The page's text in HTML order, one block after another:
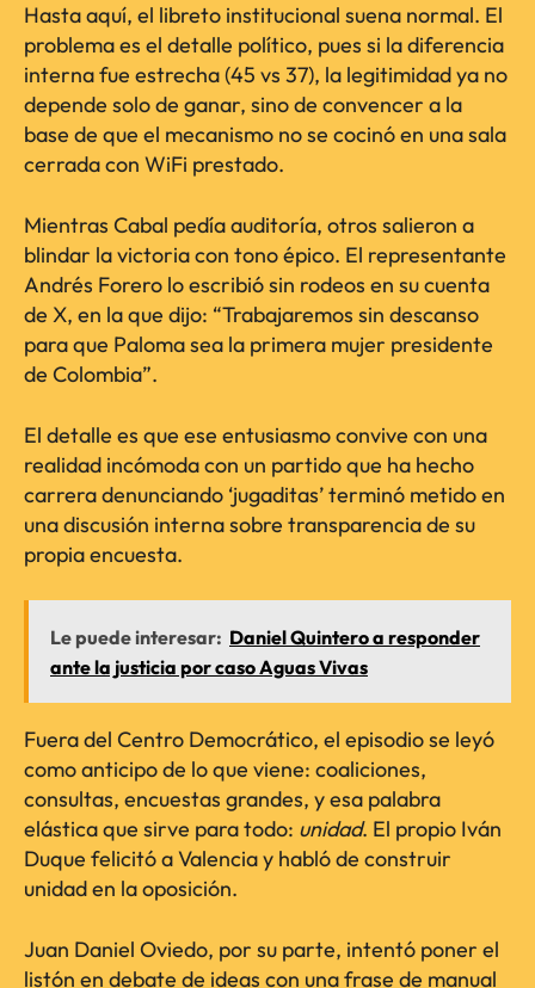
Hasta aquí, el libreto institucional suena normal. El
problema es el detalle político, pues si la diferencia
interna fue estrecha (45 vs 37), la legitimidad ya no
depende solo de ganar, sino de convencer a la
base de que el mecanismo no se cocinó en una sala
cerrada con WiFi prestado.
Mientras Cabal pedía auditoría, otros salieron a
blindar la victoria con tono épico. El representante
Andrés Forero lo escribió sin rodeos en su cuenta
de X, en la que dijo: “Trabajaremos sin descanso
para que Paloma sea la primera mujer presidente
de Colombia”.
El detalle es que ese entusiasmo convive con una
realidad incómoda con un partido que ha hecho
carrera denunciando ‘jugaditas’ terminó metido en
una discusión interna sobre transparencia de su
propia encuesta.
Le puede interesar: Daniel Quintero a responder
ante la justicia por caso Aguas Vivas
Fuera del Centro Democrático, el episodio se leyó
como anticipo de lo que viene: coaliciones,
consultas, encuestas grandes, y esa palabra
elástica que sirve para todo: unidad. El propio Iván
Duque felicitó a Valencia y habló de construir
unidad en la oposición.
Juan Daniel Oviedo, por su parte, intentó poner el
listón en debate de ideas con una frase de manual